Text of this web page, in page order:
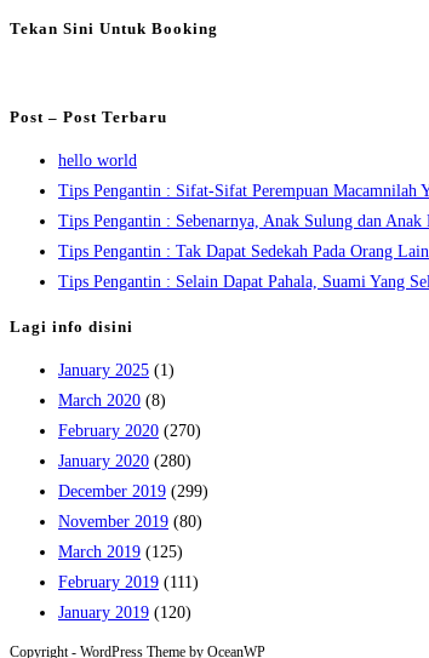
Tekan Sini Untuk Booking
Post – Post Terbaru
hello world
Tips Pengantin : Sifat-Sifat Perempuan Macamnilah
Tips Pengantin : Sebenarnya, Anak Sulung dan Anak
Tips Pengantin : Tak Dapat Sedekah Pada Orang
Tips Pengantin : Selain Dapat Pahala, Suami Yang
Lagi info disini
January 2025 (1)
March 2020 (8)
February 2020 (270)
January 2020 (280)
December 2019 (299)
November 2019 (80)
March 2019 (125)
February 2019 (111)
January 2019 (120)
Copyright - WordPress Theme by OceanWP